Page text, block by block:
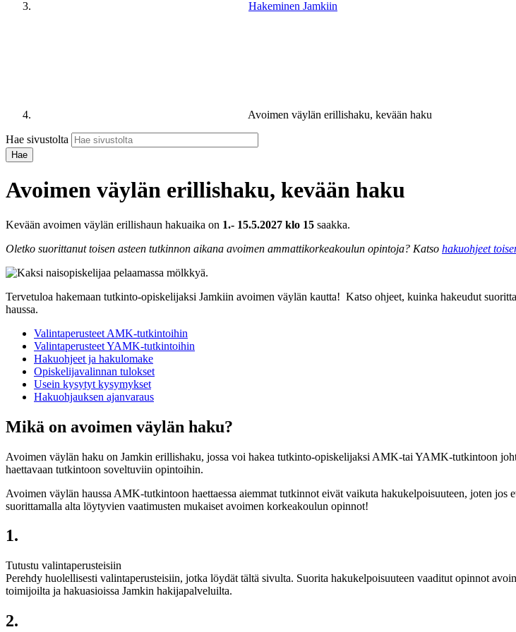
Hakeminen Jamkiin
Avoimen väylän erillishaku, kevään haku
Hae sivustolta
Avoimen väylän erillishaku, kevään haku
Kevään avoimen väylän erillishaun hakuaika on 1.- 15.5.2027 klo 15 saakka.
Oletko suorittanut toisen asteen tutkinnon aikana avoimen ammattikorkeakoulun opintoja? Katso hakuohjeet
Tervetuloa hakemaan tutkinto-opiskelijaksi Jamkiin avoimen väylän kautta! Katso ohjeet, kuinka hakeudut
haussa.
Valintaperusteet AMK-tutkintoihin
Valintaperusteet YAMK-tutkintoihin
Hakuohjeet ja hakulomake
Opiskelijavalinnan tulokset
Usein kysytyt kysymykset
Hakuohjauksen ajanvaraus
Mikä on avoimen väylän haku?
Avoimen väylän haku on Jamkin erillishaku, jossa voi hakea tutkinto-opiskelijaksi AMK-tai YAMK-tutkintoon
haettavaan tutkintoon soveltuviin opintoihin.
Avoimen väylän haussa AMK-tutkintoon haettaessa aiemmat tutkinnot eivät vaikuta hakukelpoisuuteen, joten
suorittamalla alta löytyvien vaatimusten mukaiset avoimen korkeakoulun opinnot!
1.
Tutustu valintaperusteisiin
Perehdy huolellisesti valintaperusteisiin, jotka löydät tältä sivulta. Suorita hakukelpoisuuteen vaaditut opinnot
toimijoilta ja hakuasioissa Jamkin hakijapalveluilta.
2.